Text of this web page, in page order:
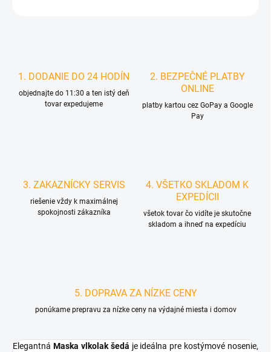
1. DODANIE DO 24 HODÍN
objednajte do 11:30 a ten istý deň
tovar expedujeme
2. BEZPEČNÉ PLATBY
ONLINE
platby kartou cez GoPay a Google
Pay
3. ZAKAZNÍCKY SERVIS
riešenie vždy k maximálnej
spokojnosti zákazníka
4. VŠETKO SKLADOM K
EXPEDÍCII
všetok tovar čo vidíte je skutočne
skladom a ihneď na expedíciu
5. DOPRAVA ZA NÍZKE CENY
ponúkame prepravu za nízke ceny na výdajné miesta i domov
Elegantná Maska vlkolak šedá je ideálna pre kostýmové nosenie,